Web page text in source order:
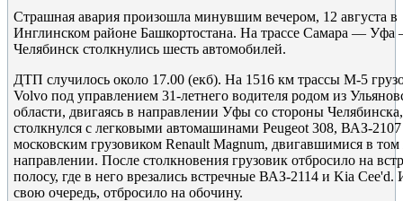
Страшная авария произошла минувшим вечером, 12 августа в
Инглинском районе Башкортостана. На трассе Самара —
Челябинск столкнулись шесть автомобилей.
ДТП случилось около 17.00 (екб). На 1516 км трассы М-5
Volvo под управлением 31-летнего водителя родом из
области, двигаясь в направлении Уфы со стороны Челябинска,
столкнулся с легковыми автомашинами Peugeot 308, ВАЗ-
московским грузовиком Renault Magnum, двигавшимися в
направлении. После столкновения грузовик отбросило на
полосу, где в него врезались встречные ВАЗ-2114 и Kia Cee'd.
свою очередь, отбросило на обочину.